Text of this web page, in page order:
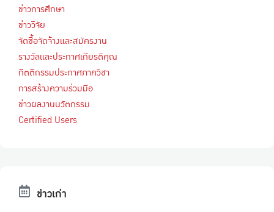
ข่าวการศึกษา
ข่าววิจัย
จัดซื้อจัดจ้างและสมัครงาน
รางวัลและประกาศเกียรติคุณ
กิตติกรรมประกาศภาควิชา
การสร้างความร่วมมือ
ข่าวผลงานนวัตกรรม
Certified Users
ข่าวเก่า